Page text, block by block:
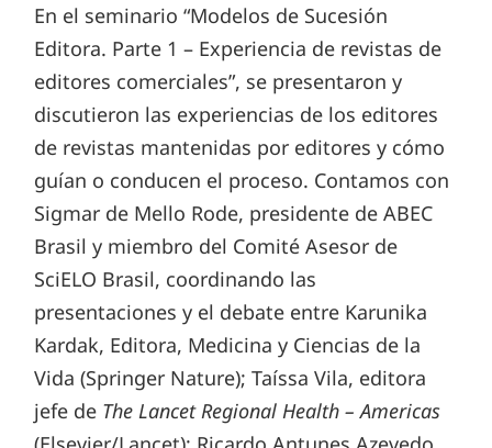
En el seminario “Modelos de Sucesión
Editora. Parte 1 – Experiencia de revistas de
editores comerciales”, se presentaron y
discutieron las experiencias de los editores
de revistas mantenidas por editores y cómo
guían o conducen el proceso. Contamos con
Sigmar de Mello Rode, presidente de ABEC
Brasil y miembro del Comité Asesor de
SciELO Brasil, coordinando las
presentaciones y el debate entre Karunika
Kardak, Editora, Medicina y Ciencias de la
Vida (Springer Nature); Taíssa Vila, editora
jefe de The Lancet Regional Health – Americas